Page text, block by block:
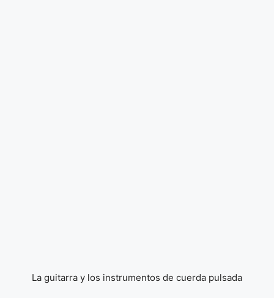
La guitarra y los instrumentos de cuerda pulsada